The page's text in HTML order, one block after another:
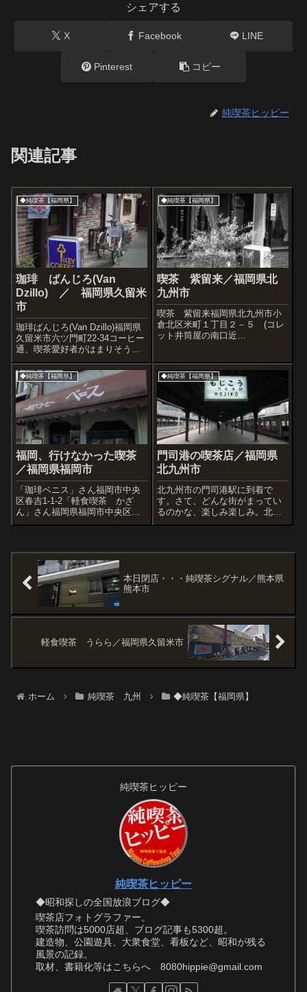
シェアする
X Facebook LINE
Pinterest コピー
純喫茶ヒッピー
関連記事
◆純喫茶【福岡県】
珈琲 ばんじろ(Van
Dzillo) ／ 福岡県久留米
市
珈琲ばんじろ(Van Dzillo)福岡県
久留米市六ツ門町22-34コーヒー
通、喫茶愛好者がはまりそうな
上質さだなーと見上げながら思
いました。マスター、若い店員
さん、すごくちゃんとしている
し、やはり人気なんですねー、
お客さんが多かったので写...
◆純喫茶【福岡県】
喫茶 紫留来／福岡県北
九州市
喫茶 紫留来福岡県北九州市小
倉北区米町１丁目２－５ (コレ
ット井筒屋の南口近
うです。カウンターの椅子でく
つろぐ子がいました。゛
◆純喫茶【福岡県】
福岡、行けなかった喫茶
／福岡県福岡市
「珈琲ベニス」さん福岡市中央
区春吉1-1-2「軽食喫茶 かざ
ん」さん福岡県福岡市中央区春
吉1丁目5-1都合によりお休みで
市中央区天神3-4-14
◆純喫茶【福岡県】
門司港の喫茶店／福岡県
北九州市
北九州市の門司港駅に到着で
す。さて、どんな街がまってい
るのかな、楽しみ楽しみ。北海
道の小樽駅のように郷愁を感じ
うかなー?バナナのたたき売り発
バーさん。とても...
本日閉店・・・純喫茶シグナル／熊本県
熊本市
軽食喫茶 うらら／福岡県久留米市
ホーム 純喫茶 九州 ◆純喫茶【福岡県】
純喫茶ヒッピー
純喫茶ヒッピー
◆昭和探しの全国放浪ブログ◆
喫茶店フォトグラファー。
喫茶訪問は5000店超、ブログ記事も5300超。
建造物、公園遊具、大衆食堂、看板など、昭和が残る
風景の記録。
取材、書籍化等はこちらへ 8080hippie@gmail.com